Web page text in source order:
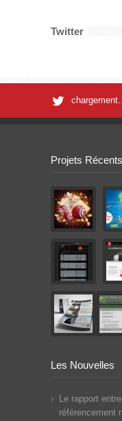
Twitter
chargement...
Projets Récents
Les Nouvelles
Le rapport
référencement